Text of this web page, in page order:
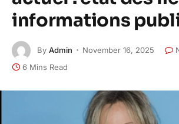
informations
By Admin November 16, 2025
6 Mins Read